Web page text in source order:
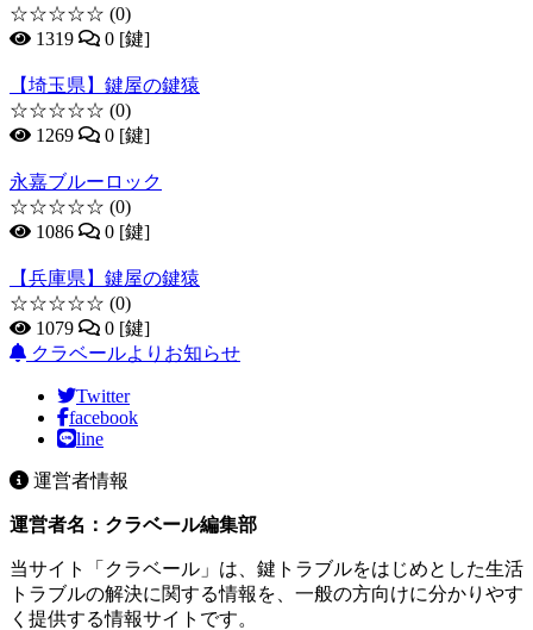
☆☆☆☆☆ (0)
1319
0 [鍵]
【埼玉県】鍵屋の鍵猿
☆☆☆☆☆ (0)
1269
0 [鍵]
永嘉ブルーロック
☆☆☆☆☆ (0)
1086
0 [鍵]
【兵庫県】鍵屋の鍵猿
☆☆☆☆☆ (0)
1079
0 [鍵]
クラベールよりお知らせ
Twitter
facebook
line
運営者情報
運営者名：クラベール編集部
当サイト「クラベール」は、鍵トラブルをはじめとした生活
トラブルの解決に関する情報を、一般の方向けに分かりやす
く提供する情報サイトです。